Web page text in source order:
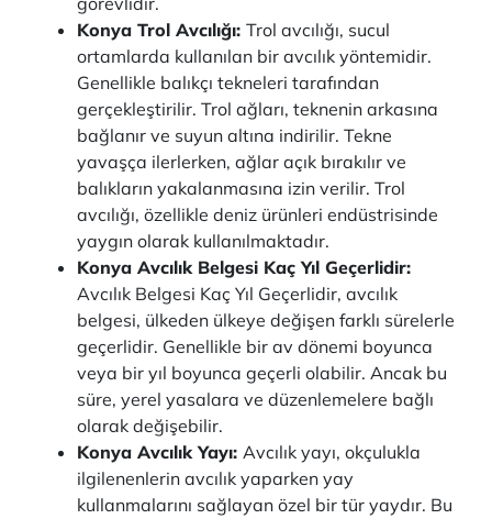
Konya Trol Avcılığı: Trol avcılığı, sucul
ortamlarda kullanılan bir avcılık yöntemidir.
Genellikle balıkçı tekneleri tarafından
gerçekleştirilir. Trol ağları, teknenin arkasına
bağlanır ve suyun altına indirilir. Tekne
yavaşça ilerlerken, ağlar açık bırakılır ve
balıkların yakalanmasına izin verilir. Trol
avcılığı, özellikle deniz ürünleri endüstrisinde
yaygın olarak kullanılmaktadır.
Konya Avcılık Belgesi Kaç Yıl Geçerlidir:
Avcılık Belgesi Kaç Yıl Geçerlidir, avcılık
belgesi, ülkeden ülkeye değişen farklı sürelerle
geçerlidir. Genellikle bir av dönemi boyunca
veya bir yıl boyunca geçerli olabilir. Ancak bu
süre, yerel yasalara ve düzenlemelere bağlı
olarak değişebilir.
Konya Avcılık Yayı: Avcılık yayı, okçulukla
ilgilenenlerin avcılık yaparken yay
kullanmalarını sağlayan özel bir tür yaydır. Bu